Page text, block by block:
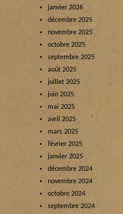
janvier 2026
décembre 2025
novembre 2025
octobre 2025
septembre 2025
août 2025
juillet 2025
juin 2025
mai 2025
avril 2025
mars 2025
février 2025
janvier 2025
décembre 2024
novembre 2024
octobre 2024
septembre 2024